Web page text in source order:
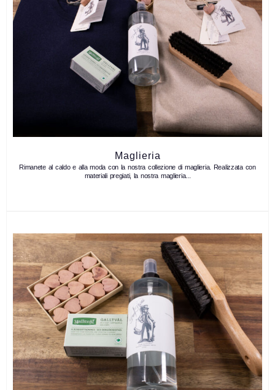
Maglieria
Rimanete al caldo e alla moda con la nostra collezione di maglieria. Realizzata con
materiali pregiati, la nostra maglieria...